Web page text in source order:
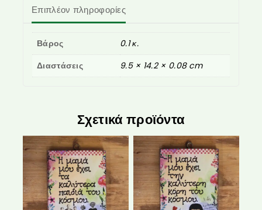
Επιπλέον πληροφορίες
Βάρος
0.1 κ.
Διαστάσεις
9.5 × 14.2 × 0.08 cm
Σχετικά προϊόντα